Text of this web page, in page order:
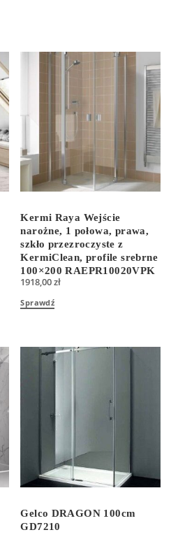
Kermi Raya Wejście
narożne, 1 połowa, prawa,
szkło przezroczyste z
KermiClean, profile srebrne
100×200 RAEPR10020VPK
1918,00zł
Sprawdź
Gelco DRAGON 100cm
GD7210